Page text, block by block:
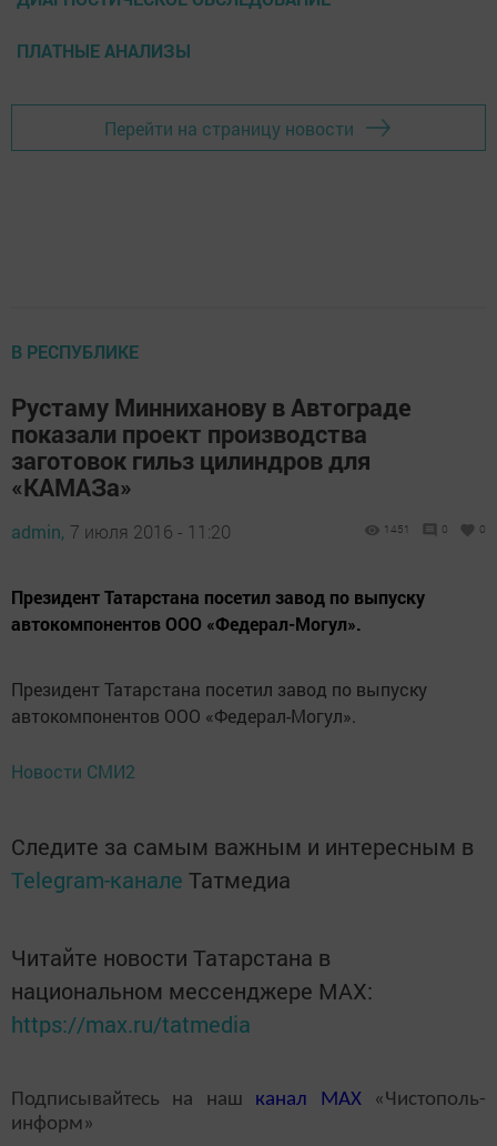
ПЛАТНЫЕ АНАЛИЗЫ
Перейти на страницу новости
В РЕСПУБЛИКЕ
Рустаму Минниханову в Автограде
показали проект производства
заготовок гильз цилиндров для
«КАМАЗа»
admin, 7 июля 2016 - 11:20 1451 0 0
Президент Татарстана посетил завод по выпуску
автокомпонентов ООО «Федерал-Могул».
Президент Татарстана посетил завод по выпуску
автокомпонентов ООО «Федерал-Могул».
Новости СМИ2
Следите за самым важным и интересным в
Telegram-канале Татмедиа
Читайте новости Татарстана в
национальном мессенджере MАХ:
https://max.ru/tatmedia
Подписывайтесь на наш канал MAX«Чистополь-
информ»